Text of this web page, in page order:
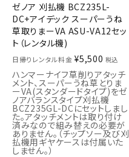
ゼノア 刈払機 BCZ235L-
DC+アイデック スーパーうね
草取りまーVA ASU-VA12セッ
ト（レンタル機)
日帰りレンタル料金 ¥5,500 税込
ハンマーナイフ草削りアタッチ
メント、スーパーうね草とりま
ーVA(スタンダードタイプ)をゼ
ノアバランスタイプ刈払機
BCZ235GL-DCにセットしまし
た。アタッチメントは取り付け
済みなので組み替えの必要が
ありません。（チップソー及び刈
払機用ギヤケースは付属いた
しません。）